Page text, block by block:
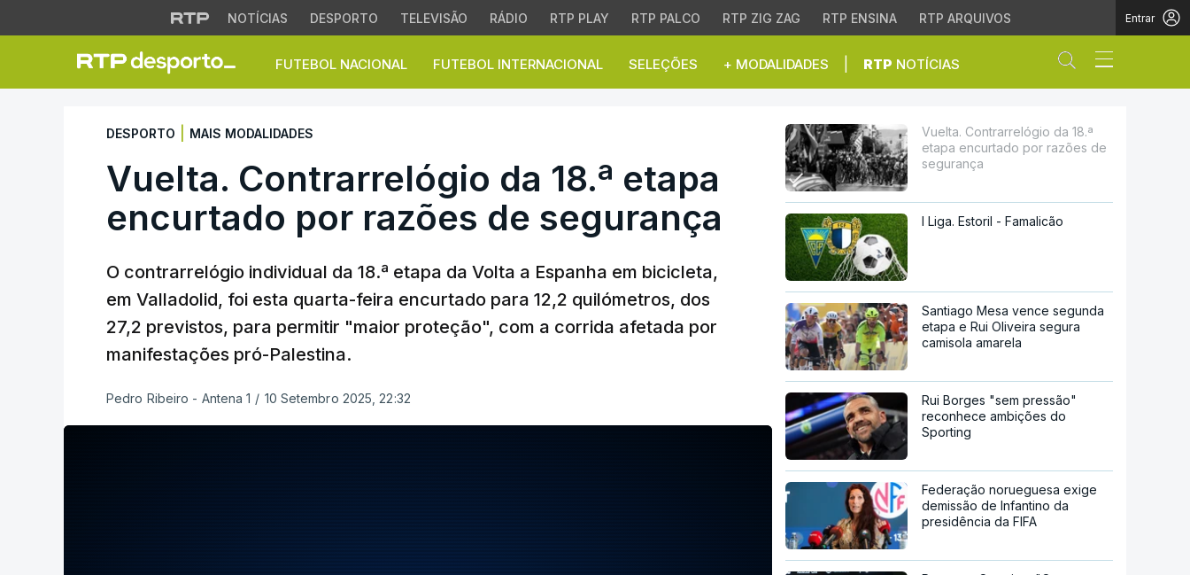
NOTÍCIAS DESPORTO TELEVISÃO RÁDIO RTP PLAY RTP PALCO RTP ZIG ZAG RTP ENSINA RTP ARQUIVOS Entrar
FUTEBOL NACIONAL FUTEBOL INTERNACIONAL SELEÇÕES + MODALIDADES RTP NOTÍCIAS Abrir campo
Vuelta. Contrarrelógio da 18.ª etapa encurtado por razões de
DESPORTO MAIS MODALIDADES
Vuelta. Contrarrelógio da 18.ª etapa
encurtado por razões de segurança
O contrarrelógio individual da 18.ª etapa da Volta a Espanha em bicicleta,
em Valladolid, foi esta quarta-feira encurtado para 12,2 quilómetros, dos
27,2 previstos, para permitir "maior proteção", com a corrida afetada por
manifestações pró-Palestina.
Pedro Ribeiro - Antena 1 / 10 Setembro 2025, 22:32
Vuelta. Contrarrelógio da 18.ª
etapa encurtado por razões de
segurança
I Liga. Estoril - Famalicão
Santiago Mesa vence segunda
etapa e Rui Oliveira segura
camisola amarela
Rui Borges "sem pressão"
reconhece ambições do
Sporting
Federação norueguesa exige
demissão de Infantino da
presidência da FIFA